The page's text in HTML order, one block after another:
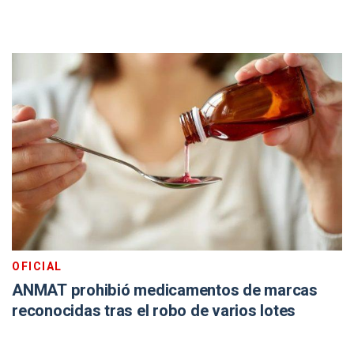
OFICIAL
ANMAT prohibió medicamentos de marcas
reconocidas tras el robo de varios lotes